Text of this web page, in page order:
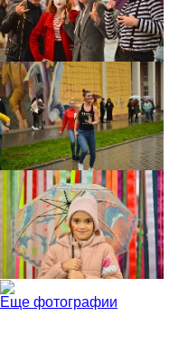
Еще фотографии